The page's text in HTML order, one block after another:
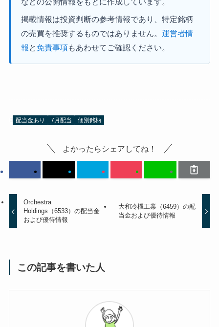
掲載情報は投資判断の参考情報であり、特定銘柄
の売買を推奨するものではありません。運営者情
報 と 免責事項もあわせてご確認ください。
配当金あり 7月配当 個別銘柄
よかったらシェアしてね！
Orchestra
Holdings（6533）の配当金
および優待情報
大和冷機工業（6459）の配
当金および優待情報
この記事を書いた人